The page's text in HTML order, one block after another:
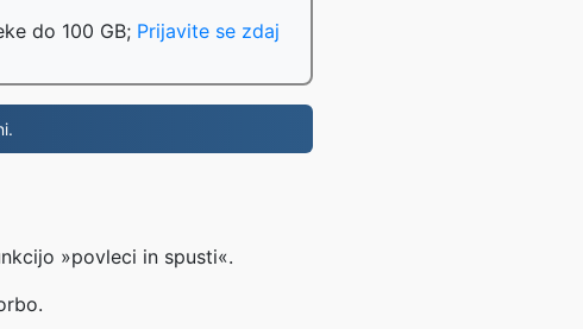
do 100 GB; Prijavite se zdaj
»povleci in spusti«.